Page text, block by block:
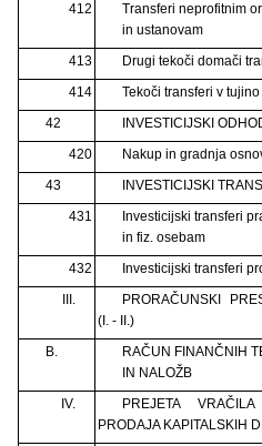
412
Transferi neprofitnim
in ustanovam
413
Drugi tekoči domači
414
Tekoči transferi v tujino
42
INVESTICIJSKI
420
Nakup in gradnja
43
INVESTICIJSKI
431
Investicijski transferi
in fiz. osebam
432
Investicijski transferi
III.
PRORAČUNSKI
(I. - II.)
B.
RAČUN FINANČNIH
IN NALOŽB
IV.
PREJETA
PRODAJA KAPITALSKIH